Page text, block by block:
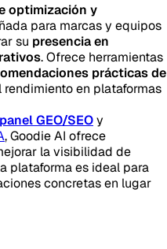
optimización y
para marcas y equipos
su presencia en
. Ofrece herramientas
prácticas de
en plataformas
GEO/SEOy
, Goodie AI ofrece
la visibilidad de
plataforma es ideal para
concretas en lugar